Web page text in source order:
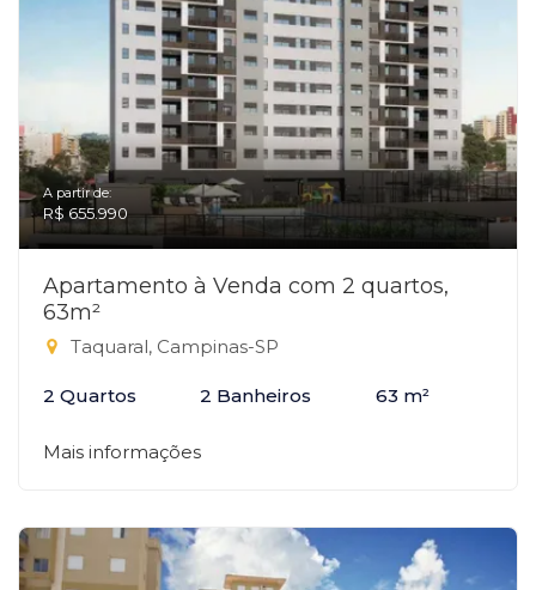
A partir de:
R$ 655.990
Apartamento à Venda com 2 quartos,
63m²
Taquaral, Campinas-SP
2 Quartos 2 Banheiros 63 m²
Mais informações